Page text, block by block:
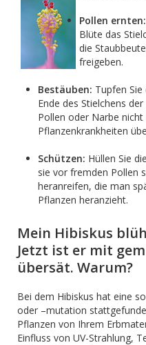
Pollen ernten:
Blüte das
die
freigeben.
Bestäuben: Tupfen
Ende des Stielchens
Pollen oder Narbe
Pflanzenkrankheiten
Schützen: Hüllen Sie
sie vor fremden Pollen
heranreifen, die man
Pflanzen heranzieht.
Mein Hibiskus
Jetzt ist er mit
übersät. Warum?
Bei dem Hibiskus hat eine
oder –mutation
Pflanzen von Ihrem
Einfluss von UV-Strahlung,